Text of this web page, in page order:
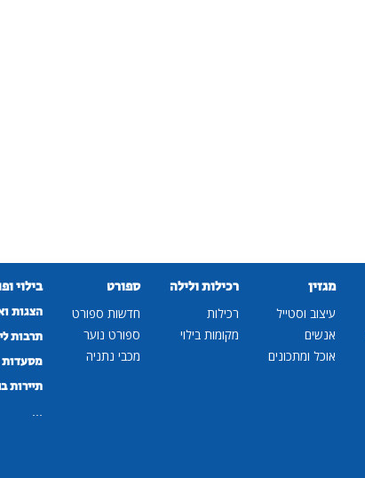
מגזין
עיצוב וסטייל
אנשים
אוכל ומתכונים
רכילות ולילה
רכילות
מקומות בילוי
ספורט
חדשות ספורט
ספורט נוער
מכבי נתניה
בילוי
הצגות
תרבות
מסעדות
תיירות